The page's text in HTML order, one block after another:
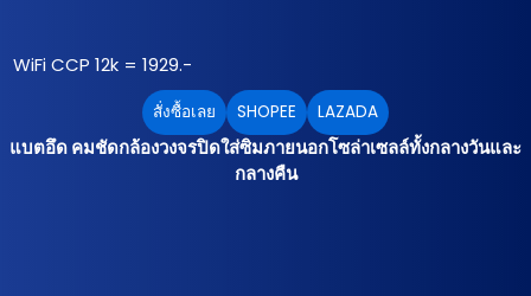
WiFi CCP 12k = 1929.-
สั่งซื้อเลย SHOPEE LAZADA
แบตอึด คมชัดกล้องวงจรปิดใส่ซิมภายนอกโซล่าเซลล์ทั้งกลางวันและ
กลางคืน